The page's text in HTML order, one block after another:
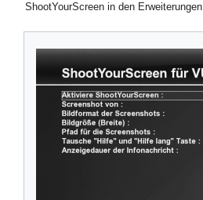
ShootYourScreen in den Erweiterungen